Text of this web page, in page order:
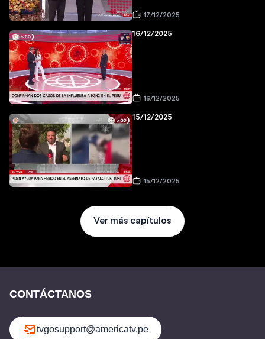
17/12/2025
16/12/2025
16/12/2025
15/12/2025
15/12/2025
Ver más capítulos
CONTÁCTANOS
tvgosupport@americatv.pe